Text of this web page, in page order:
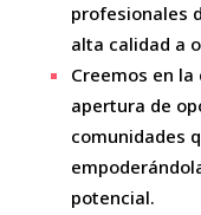
profesionales
alta calidad a
Creemos en
apertura de
comunidades
potencial.